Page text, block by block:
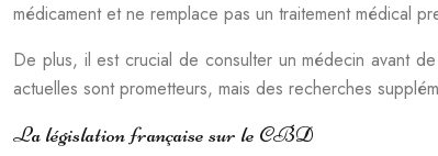
médicament et ne remplace pas un traitement médical
De plus, il est crucial de consulter un médecin avant
actuelles sont prometteurs, mais des recherches
La législation française sur le CBD